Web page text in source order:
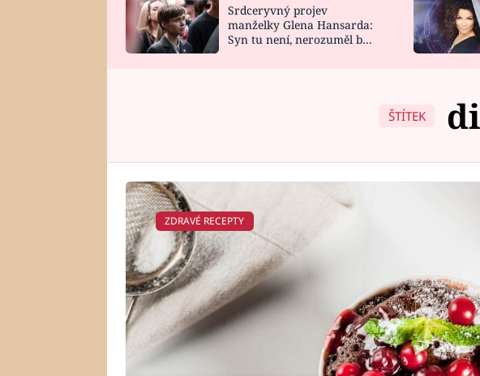
HOROSKOP NA
CELEBRITY
VAŘENÍ
Srdceryvný projev
manželky Glena Hansarda:
Syn tu není, nerozuměl by
ŠTÍTEK
ZDRAVÉ RECEPTY